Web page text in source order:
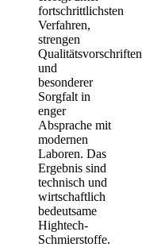
fortschrittlichsten
Verfahren,
strengen
Qualitätsvorschriften
und
besonderer
Sorgfalt in
enger
Absprache mit
modernen
Laboren. Das
Ergebnis sind
technisch und
wirtschaftlich
bedeutsame
Hightech-
Schmierstoffe.